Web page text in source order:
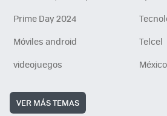
Prime Day 2024
Móviles android
Telcel
videojuegos
México
VER MÁS TEMAS